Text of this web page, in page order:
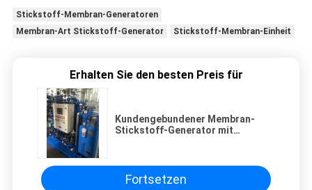
Stickstoff-Membran-Generatoren
Membran-Art Stickstoff-Generator
Stickstoff-Membran-Einheit
Erhalten Sie den besten Preis für
Kundengebundener Membran-
Stickstoff-Generator mit
Fortsetzen